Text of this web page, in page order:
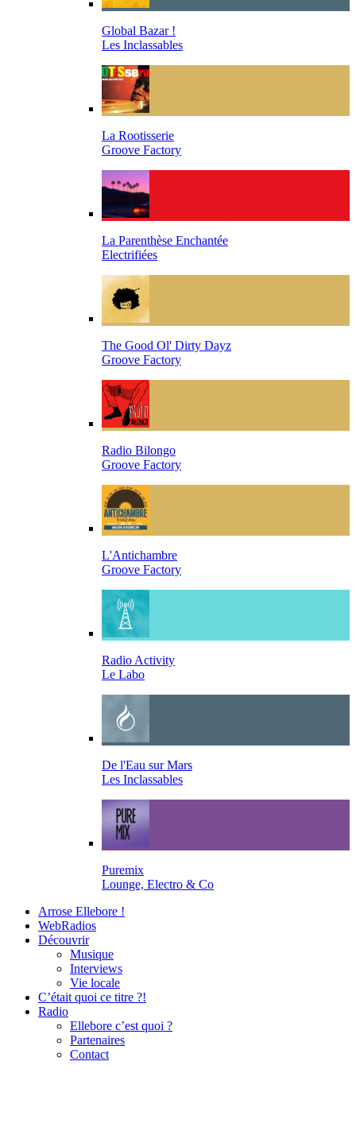
Global Bazar !
Les Inclassables
La Rootisserie
Groove Factory
La Parenthèse Enchantée
Electrifiées
The Good Ol' Dirty Dayz
Groove Factory
Radio Bilongo
Groove Factory
L'Antichambre
Groove Factory
Radio Activity
Le Labo
De l'Eau sur Mars
Les Inclassables
Puremix
Lounge, Electro & Co
Arrose Ellebore !
WebRadios
Découvrir
Musique
Interviews
Vie locale
C’était quoi ce titre ?!
Radio
Ellebore c’est quoi ?
Partenaires
Contact